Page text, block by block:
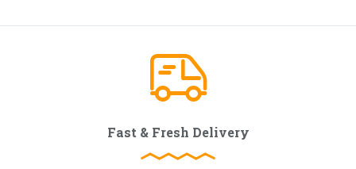
Fast & Fresh Delivery